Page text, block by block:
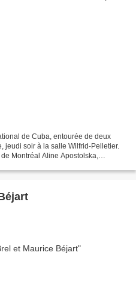
de Cuba, entourée de deux
jeudi soir à la salle Wilfrid-Pelletier.
Montréal Aline Apostolska,